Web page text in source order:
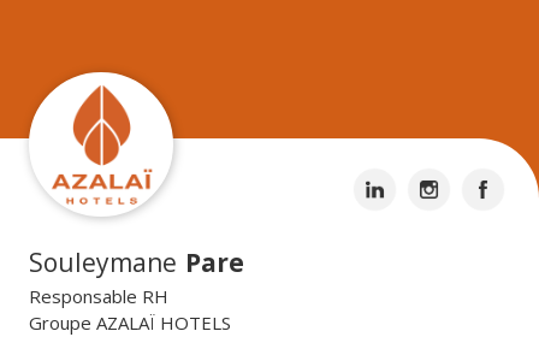
Souleymane Pare
Responsable RH
Groupe AZALAÏ HOTELS